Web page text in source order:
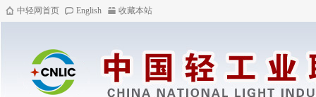
中轻网首页 English 收藏本站